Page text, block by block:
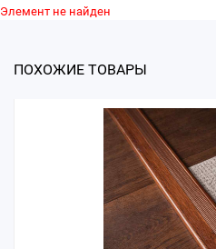
Элемент не найден
ПОХОЖИЕ ТОВАРЫ